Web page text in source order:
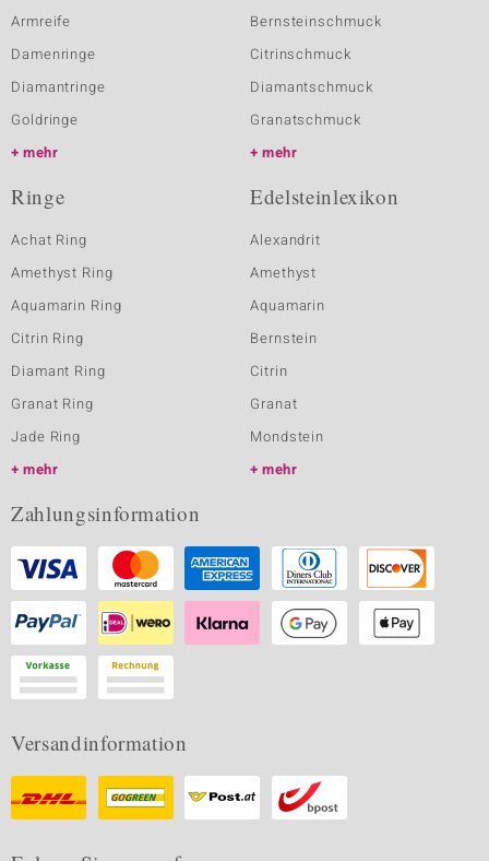
Armreife
Damenringe
Diamantringe
Goldringe
mehr
Bernsteinschmuck
Citrinschmuck
Diamantschmuck
Granatschmuck
mehr
Ringe
Achat Ring
Amethyst Ring
Aquamarin Ring
Citrin Ring
Diamant Ring
Granat Ring
Jade Ring
mehr
Edelsteinlexikon
Alexandrit
Amethyst
Aquamarin
Bernstein
Citrin
Granat
Mondstein
mehr
Zahlungsinformation
Versandinformation